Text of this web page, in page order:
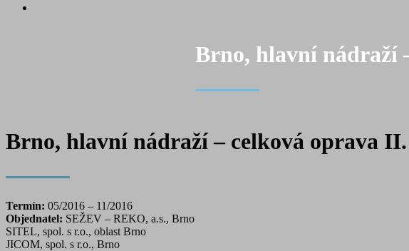
Brno, hlavní nádraží
Brno, hlavní nádraží – celková oprava
Termín: 05/2016 – 11/2016
Objednatel: SEŽEV – REKO, a.s., Brno
SITEL, spol. s r.o., oblast Brno
JICOM, spol. s r.o., Brno